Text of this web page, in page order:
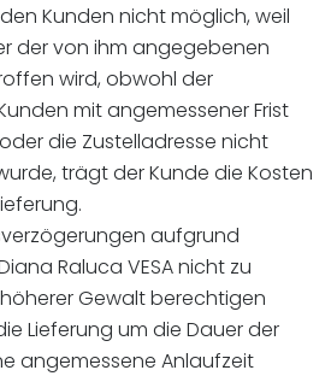
Kunden nicht möglich, weil
der von ihm angegebenen
wird, obwohl der
mit angemessener Frist
die Zustelladresse nicht
trägt der Kunde die Kosten
aufgrund
Raluca VESA nicht zu
Gewalt berechtigen
Lieferung um die Dauer der
angemessene Anlaufzeit